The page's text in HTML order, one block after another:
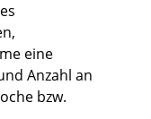
eine
Anzahl an
bzw.